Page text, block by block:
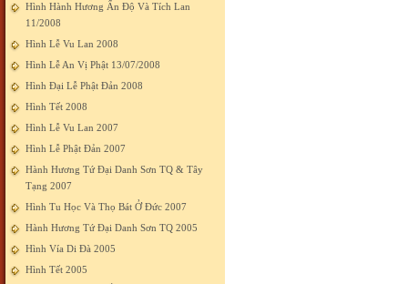
Hình Hành Hương Ấn Độ Và Tích Lan
11/2008
Hình Lễ Vu Lan 2008
Hình Lễ An Vị Phật 13/07/2008
Hình Đại Lễ Phật Đản 2008
Hình Tết 2008
Hình Lễ Vu Lan 2007
Hình Lễ Phật Đản 2007
Hành Hương Tứ Đại Danh Sơn TQ & Tây
Tạng 2007
Hình Tu Học Và Thọ Bát Ở Đức 2007
Hành Hương Tứ Đại Danh Sơn TQ 2005
Hình Vía Di Đà 2005
Hình Tết 2005